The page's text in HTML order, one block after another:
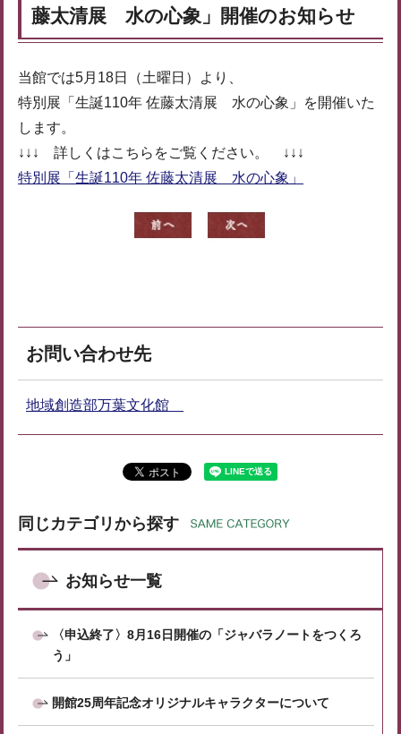
藤太清展 水の心象」開催のお知らせ
当館では5月18日（土曜日）より、
特別展「生誕110年 佐藤太清展 水の心象」を開催いた
します。
↓↓↓ 詳しくはこちらをご覧ください。 ↓↓↓
特別展「生誕110年 佐藤太清展 水の心象」
お問い合わせ先
地域創造部万葉文化館
同じカテゴリから探す
お知らせ一覧
〈申込終了〉8月16日開催の「ジャバラノートをつくろ
う」
開館25周年記念オリジナルキャラクターについて